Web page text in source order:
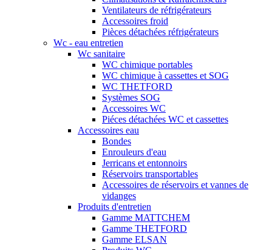
Ventilateurs de réfrigérateurs
Accessoires froid
Pièces détachées réfrigérateurs
Wc - eau entretien
Wc sanitaire
WC chimique portables
WC chimique à cassettes et SOG
WC THETFORD
Systèmes SOG
Accessoires WC
Piéces détachées WC et cassettes
Accessoires eau
Bondes
Enrouleurs d'eau
Jerricans et entonnoirs
Réservoirs transportables
Accessoires de réservoirs et vannes de
vidanges
Produits d'entretien
Gamme MATTCHEM
Gamme THETFORD
Gamme ELSAN